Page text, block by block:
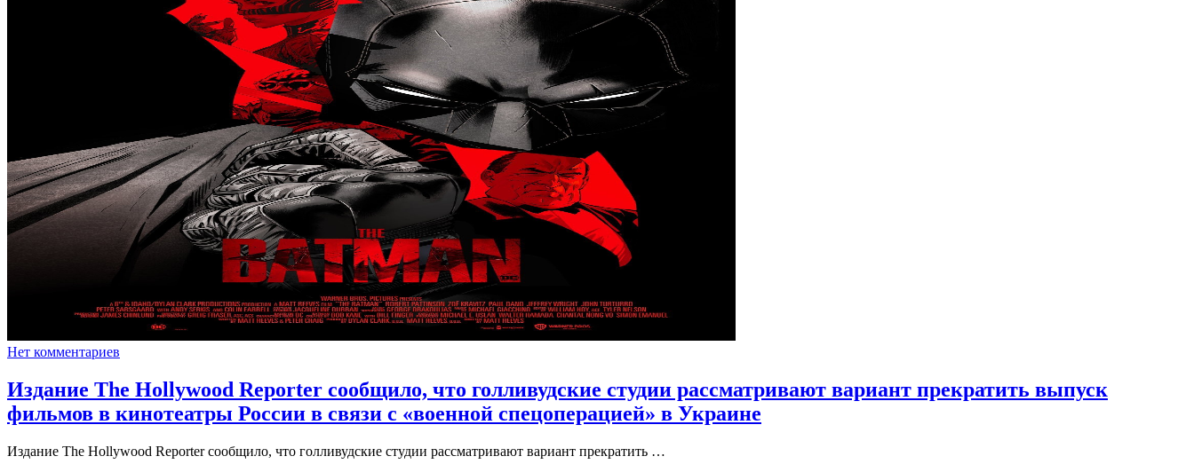
Нет комментариев
Издание The Hollywood Reporter сообщило, что голливудские студии рассматривают вариант прекратить выпуск
фильмов в кинотеатры России в связи с «военной спецоперацией» в Украине
Издание The Hollywood Reporter сообщило, что голливудские студии рассматривают вариант прекратить …